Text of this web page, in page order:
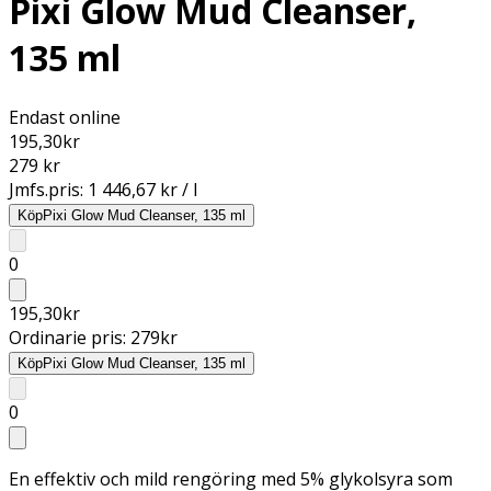
Pixi Glow Mud Cleanser,
135 ml
Endast online
195,30kr
279 kr
Jmfs.pris: 1 446,67 kr / l
KöpPixi Glow Mud Cleanser, 135 ml
0
195,30kr
Ordinarie pris: 279kr
KöpPixi Glow Mud Cleanser, 135 ml
0
En effektiv och mild rengöring med 5% glykolsyra som